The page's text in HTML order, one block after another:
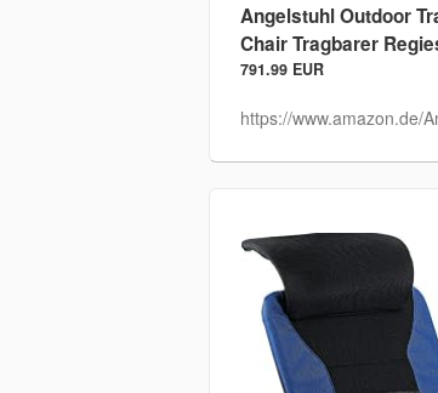
Angelstuhl Outdoor
Chair Tragbarer
791.99 EUR
https://www.amazon.de/